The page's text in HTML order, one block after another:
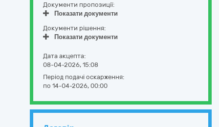
Документи пропозиції:
Показати документи
Документи рішення:
Показати документи
Дата акцепта:
08-04-2026, 15:08
Період подачі оскарження:
по 14-04-2026, 00:00